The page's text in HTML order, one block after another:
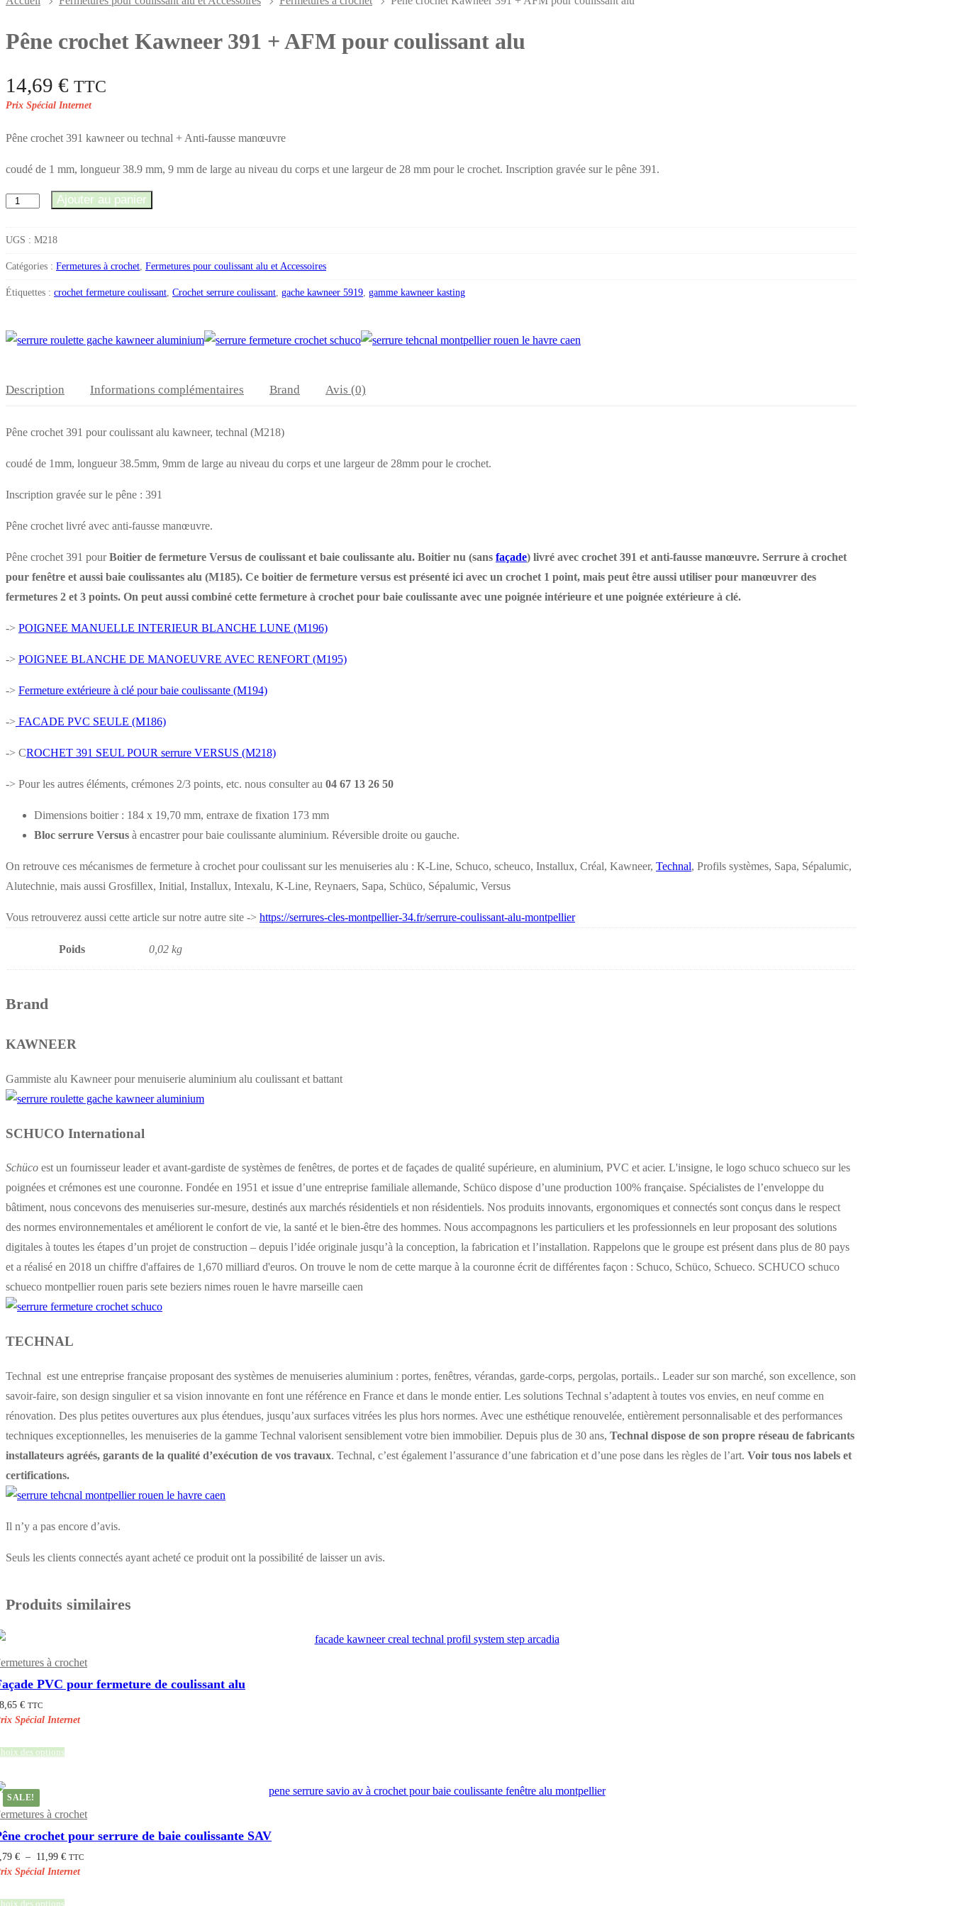
Pêne crochet Kawneer 391 + AFM pour coulissant alu
14,69 € TTC
Pêne crochet 391 kawneer ou technal + Anti-fausse manœuvre
coudé de 1 mm, longueur 38.9 mm, 9 mm de large au niveau du corps et une largeur de 28 mm pour le crochet. Inscription gravée sur le pêne 391.
quantité
Pêne
391
AFM
alu
Ajouter au panier
UGS : M218
Catégories : Fermetures à crochet Fermetures pour coulissant alu et Accessoires
Étiquettes : crochet fermeture coulissant Crochet serrure coulissant gache kawneer 5919 gamme kawneer kasting
Description Informations complémentaires Brand Avis (0)
Pêne crochet 391 pour coulissant alu kawneer, technal (M218)
coudé de 1mm, longueur 38.5mm, 9mm de large au niveau du corps et une largeur de 28mm pour le crochet.
Inscription gravée sur le pêne : 391
Pêne crochet livré avec anti-fausse manœuvre.
Pêne crochet 391 pourBoitier de fermeture Versus de coulissant et baie coulissante alu. Boitier nu (sans façade) livré avec crochet 391 et anti-fausse manœuvre. Serrure à crochet
pour fenêtre et aussi baie coulissantes alu (M185). Ce boitier de fermeture versus est présenté ici avec un crochet 1 point, mais peut être aussi utiliser pour manœuvrer des
fermetures 2 et 3 points. On peut aussi combiné cette fermeture à crochet pour baie coulissante avec une poignée intérieure et une poignée extérieure à clé.
-> POIGNEE MANUELLE INTERIEUR BLANCHE LUNE (M196)
-> POIGNEE BLANCHE DE MANOEUVRE AVEC RENFORT (M195)
-> Fermeture extérieure à clé pour baie coulissante (M194)
-> FACADE PVC SEULE (M186)
-> CROCHET 391 SEUL POUR serrure VERSUS (M218)
-> Pour les autres éléments, crémones 2/3 points, etc. nous consulter au 04 67 13 26 50
Dimensions boitier : 184 x 19,70 mm, entraxe de fixation 173 mm
Bloc serrure Versus à encastrer pour baie coulissante aluminium. Réversible droite ou gauche.
On retrouve ces mécanismes de fermeture à crochet pour coulissant sur les menuiseries alu : K-Line, Schuco, scheuco, Installux, Créal, Kawneer, Technal, Profils systèmes, Sapa, Sépalumic,
Alutechnie, mais aussi Grosfillex, Initial, Installux, Intexalu, K-Line, Reynaers, Sapa, Schüco, Sépalumic, Versus
Vous retrouverez aussi cette article sur notre autre site -> https://serrures-cles-montpellier-34.fr/serrure-coulissant-alu-montpellier
Poids 0,02 kg
Brand
KAWNEER
Gammiste alu Kawneer pour menuiserie aluminium alu coulissant et battant
SCHUCO International
Schüco est un fournisseur leader et avant-gardiste de systèmes de fenêtres, de portes et de façades de qualité supérieure, en aluminium, PVC et acier. L'insigne, le logo schuco schueco sur les
poignées et crémones est une couronne. Fondée en 1951 et issue d’une entreprise familiale allemande, Schüco dispose d’une production 100% française. Spécialistes de l’enveloppe du
bâtiment, nous concevons des menuiseries sur-mesure, destinés aux marchés résidentiels et non résidentiels. Nos produits innovants, ergonomiques et connectés sont conçus dans le respect
des normes environnementales et améliorent le confort de vie, la santé et le bien-être des hommes. Nous accompagnons les particuliers et les professionnels en leur proposant des solutions
digitales à toutes les étapes d’un projet de construction – depuis l’idée originale jusqu’à la conception, la fabrication et l’installation. Rappelons que le groupe est présent dans plus de 80 pays
et a réalisé en 2018 un chiffre d'affaires de 1,670 milliard d'euros. On trouve le nom de cette marque à la couronne écrit de différentes façon : Schuco, Schüco, Schueco. SCHUCO schuco
schueco montpellier rouen paris sete beziers nimes rouen le havre marseille caen
TECHNAL
Technal est une entreprise française proposant des systèmes de menuiseries aluminium : portes, fenêtres, vérandas, garde-corps, pergolas, portails.. Leader sur son marché, son excellence, son
savoir-faire, son design singulier et sa vision innovante en font une référence en France et dans le monde entier. Les solutions Technal s’adaptent à toutes vos envies, en neuf comme en
rénovation. Des plus petites ouvertures aux plus étendues, jusqu’aux surfaces vitrées les plus hors normes. Avec une esthétique renouvelée, entièrement personnalisable et des performances
techniques exceptionnelles, les menuiseries de la gamme Technal valorisent sensiblement votre bien immobilier. Depuis plus de 30 ans, Technal dispose de son propre réseau de fabricants
installateurs agréés, garants de la qualité d’exécution de vos travaux. Technal, c’est également l’assurance d’une fabrication et d’une pose dans les règles de l’art. Voir tous nos labels et
certifications.
Il n’y a pas encore d’avis.
Seuls les clients connectés ayant acheté ce produit ont la possibilité de laisser un avis.
Produits similaires
à crochet
PVC pour fermeture de coulissant alu
€ TTC
des options
SALE!
à crochet
crochet pour serrure de baie coulissante SAV
€ – 11,99 €Plage
prix :
TTC